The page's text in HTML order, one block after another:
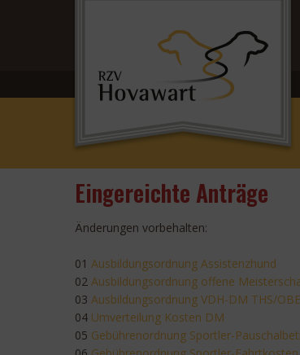
Eingereichte Anträge
Änderungen vorbehalten:
01 Ausbildungsordnung Assistenzhund
02 Ausbildungsordnung offene
03 Ausbildungsordnung VDH-DM THS/OBE
04 Umverteilung Kosten DM
05 Gebührenordnung Sportler-